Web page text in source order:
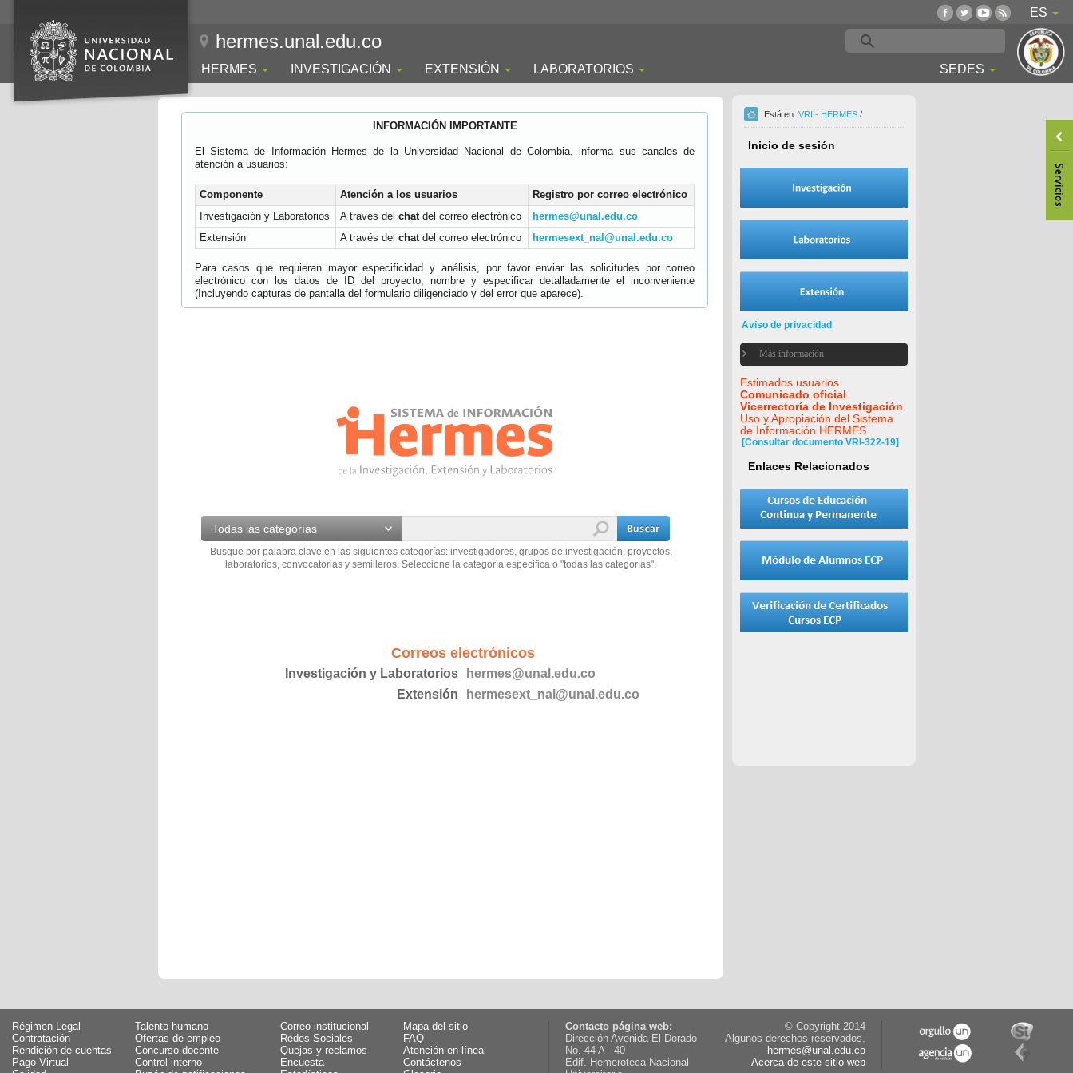
ES
hermes.unal.edu.co
HERMES INVESTIGACIÓN EXTENSIÓN LABORATORIOS SEDES
INFORMACIÓN IMPORTANTE
El Sistema de Información Hermes de la Universidad Nacional de Colombia, informa sus canales de
atención a usuarios:
Componente Atención a los usuarios
Registro por correo electrónico
Investigación y Laboratorios
A través del chatdel correo electrónico
hermes@unal.edu.co
Extensión
A través del chatdel correo electrónico hermesext_nal@unal.edu.co
Para casos que requieran mayor especificidad y análisis, por favor enviar las solicitudes por correo
electrónico con los datos de ID del proyecto, nombre y especificar detalladamente el inconveniente
(Incluyendo capturas de pantalla del formulario diligenciado y del error que aparece).
Todas las categorías
Busque por palabra clave en las siguientes categorías: investigadores, grupos de investigación, proyectos,
laboratorios, convocatorias y semilleros. Seleccione la categoría especifica o "todas las categorías".
Correos electrónicos
Investigación y Laboratorios
hermes@unal.edu.co
Extensión
hermesext_nal@unal.edu.co
Está en: VRI - HERMES /
Inicio de sesión
Aviso de privacidad
Más información
Estimados usuarios.
Comunicado oficial
Vicerrectoría de Investigación
Uso y Apropiación del Sistema
de Información HERMES
[Consultar documento VRI-322-19]
Enlaces Relacionados
Régimen Legal
Talento humano
Contratación
Ofertas de empleo
Rendición de cuentas
Concurso docente
Pago Virtual
Control interno
Correo institucional
Mapa del sitio
Redes Sociales
FAQ
Quejas y reclamos
Atención en línea
Encuesta
Contáctenos
Contacto página web:
Dirección Avenida El Dorado
No. 44 A - 40
Edif. Hemeroteca Nacional
© Copyright 2014
Algunos derechos reservados.
hermes@unal.edu.co
Acerca de este sitio web